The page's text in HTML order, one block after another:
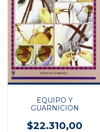
EQUIPO Y
GUARNICION
$22.310,00